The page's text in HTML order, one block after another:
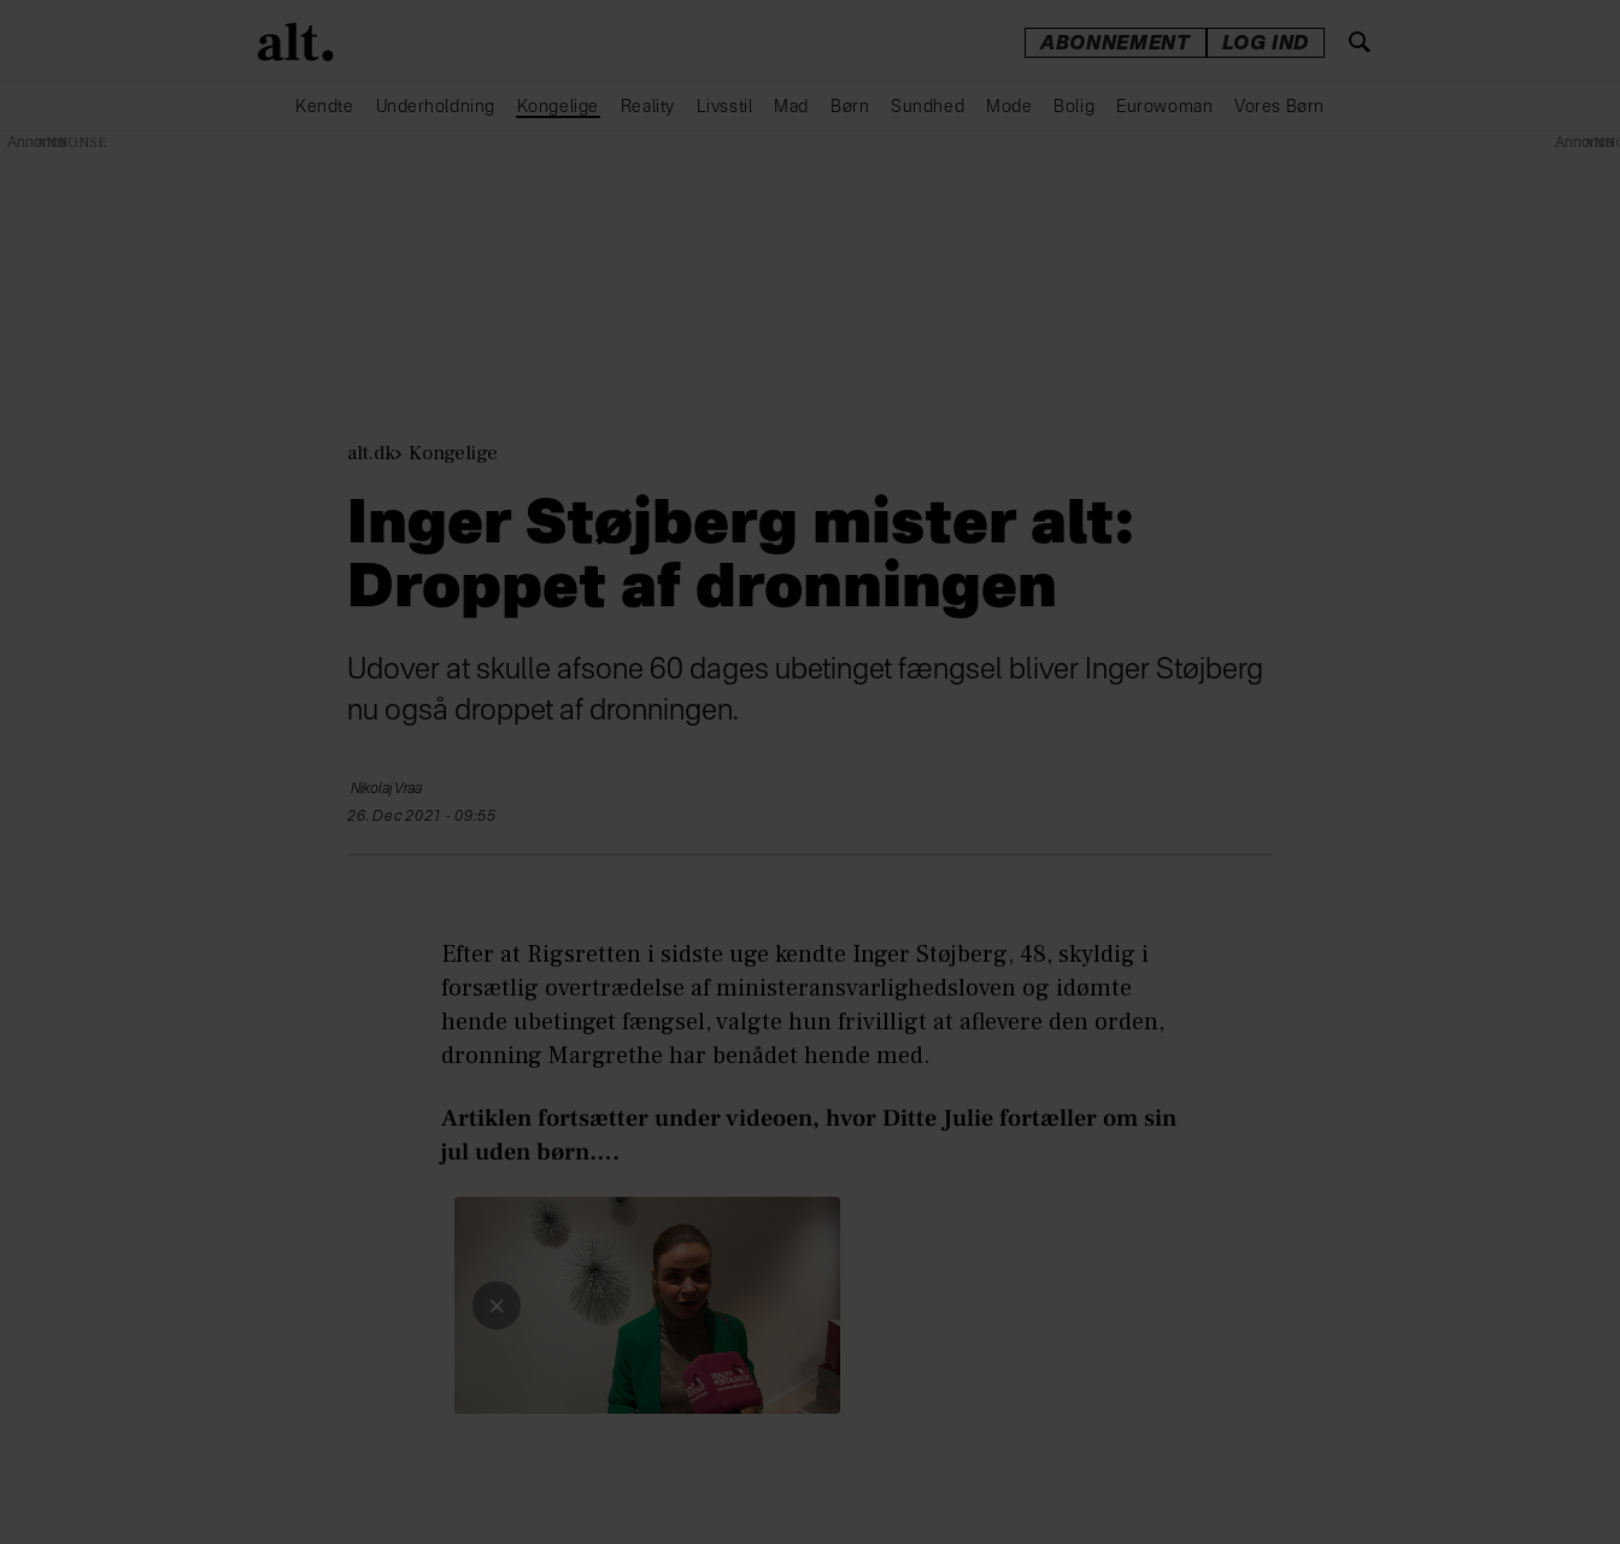
ABONNEMENT LOG IND
Kendte Underholdning Kongelige Reality Livsstil Mad Børn Sundhed Mode Bolig Eurowoman Vores Børn
alt.dk Kongelige
Inger Støjberg mister alt:
Droppet af dronningen
Udover at skulle afsone 60 dages ubetinget fængsel bliver Inger Støjberg
nu også droppet af dronningen.
Nikolaj Vraa
26. Dec 2021 - 09:55
Efter at Rigsretten i sidste uge kendte Inger Støjberg, 48, skyldig i
forsætlig overtrædelse af ministeransvarlighedsloven og idømte
hende ubetinget fængsel, valgte hun frivilligt at aflevere den orden,
dronning Margrethe har benådet hende med.
Artiklen fortsætter under videoen, hvor Ditte Julie fortæller om sin
jul uden børn….
Annonce Annonce